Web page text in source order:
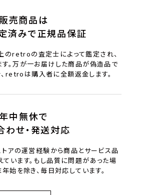
販売商品は
済みで正規品保証
のretroの査定士によって鑑定され、
。万が一お届けした商品が偽造品で
retroは購入者に全額返金します。
年中無休で
わせ・発送対応
アの運営経験から商品とサービス品
います。もし品質に問題があった場
始を除き、毎日対応しています。